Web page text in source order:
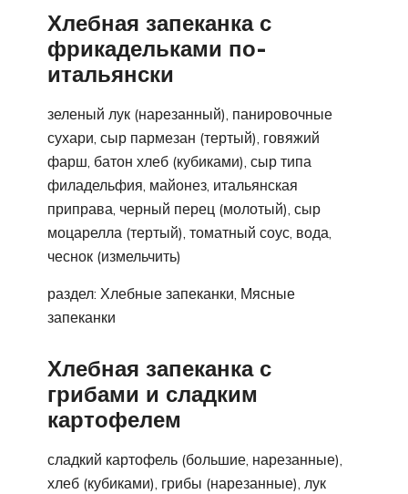
Хлебная запеканка с
фрикадельками по-
итальянски
зеленый лук (нарезанный), панировочные
сухари, сыр пармезан (тертый), говяжий
фарш, батон хлеб (кубиками), сыр типа
филадельфия, майонез, итальянская
приправа, черный перец (молотый), сыр
моцарелла (тертый), томатный соус, вода,
чеснок (измельчить)
раздел: Хлебные запеканки, Мясные
запеканки
Хлебная запеканка с
грибами и сладким
картофелем
сладкий картофель (большие, нарезанные),
хлеб (кубиками), грибы (нарезанные), лук